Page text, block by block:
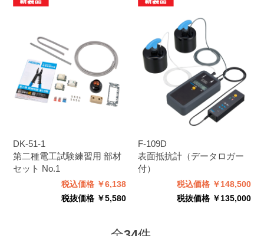
DK-51-1
第二種電工試験練習用 部材
セット No.1
税込価格 ￥6,138
税抜価格 ￥5,580
F-109D
表面抵抗計（データロガー
付）
税込価格 ￥148,500
税抜価格 ￥135,000